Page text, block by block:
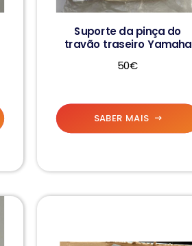
Suporte da pinça do
travão traseiro Yamaha
50€
SABER MAIS